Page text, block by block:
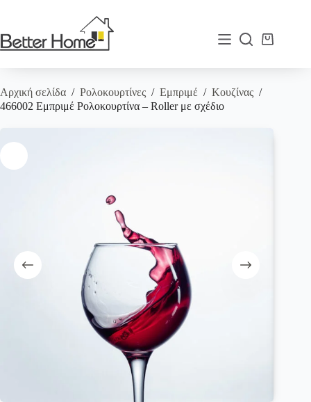
Καλάθι
Αρχική σελίδα / Ρολοκουρτίνες / Εμπριμέ / Κουζίνας /
466002 Εμπριμέ Ρολοκουρτίνα – Roller με σχέδιο